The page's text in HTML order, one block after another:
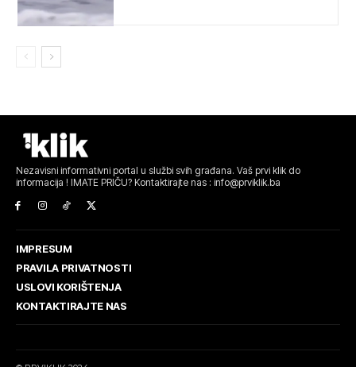
Nezavisni informativni portal u službi svih građana. Vaš prvi klik do
informacija ! IMATE PRIČU? Kontaktirajte nas : info@prviklik.ba
IMPRESUM
PRAVILA PRIVATNOSTI
USLOVI KORIŠTENJA
KONTAKTIRAJTE NAS